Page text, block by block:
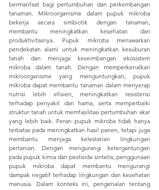
bermanfaat bagi pertumbuhan dan perkembangan
tanaman. Mikroorganisme dalam pupuk mikroba
bekerja secara simbiotik dengan tanaman,
membantu meningkatkan kesehatan dan
produktivitasnya. Pupuk mikroba menawarkan
pendekatan alami untuk meningkatkan kesuburan
tanah dan menjaga keseimbangan ekosistem
mikroba dalam tanah. Dengan memperkenalkan
mikroorganisme yang menguntungkan, pupuk
mikroba dapat membantu tanaman dalam menyerap
nutrisi lebih efisien, meningkatkan resistensi
terhadap penyakit dan hama, serta memperbaiki
struktur tanah untuk memfasilitasi pertumbuhan akar
yang lebih baik. Peran pupuk mikroba tidak hanya
terbatas pada meningkatkan hasil panen, tetapi juga
membantu menjaga kelestarian lingkungan
pertanian. Dengan mengurangi ketergantungan
pada pupuk kimia dan pestisida sintetis, penggunaan
pupuk mikroba dapat membantu mengurangi
dampak negatif terhadap lingkungan dan kesehatan
manusia. Dalam konteks ini, pengenalan tentang